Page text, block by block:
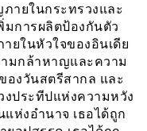
ายในกระทรวงและ
มการผลิตป้องกันตัว
ยในหัวใจของอินเดีย
ามกล้าหาญและความ
องวันสตรีสากล และ
ประทีปแห่งความหวัง
ห่งอำนาจ เธอได้ถูก